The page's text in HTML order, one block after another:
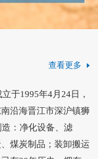
查看更多
1995年4月24日，
沿海晋江市深沪镇狮
：净化设备、滤
煤炭制品；装卸搬运